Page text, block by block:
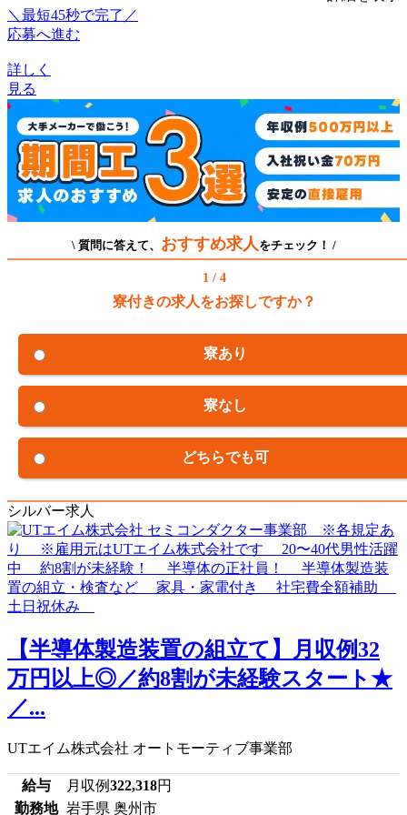
＼最短45秒で完了／
応募へ進む
詳しく
見る
\ 質問に答えて、 おすすめ求人 をチェック！ /
1 / 4
寮付きの求人をお探しですか？
寮あり
寮なし
どちらでも可
シルバー求人
【半導体製造装置の組立て】月収例32
万円以上◎／約8割が未経験スタート★
／...
UTエイム株式会社 オートモーティブ事業部
給与 月収例322,318円
勤務地 岩手県 奥州市